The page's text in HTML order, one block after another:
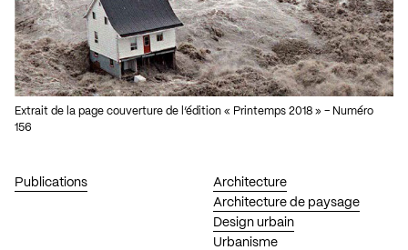
Publications
Architecture
Architecture de paysage
Design urbain
Urbanisme
Extrait de la page couverture de l’édition « Printemps 2018 » – Numéro
156